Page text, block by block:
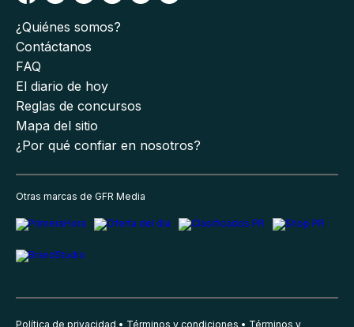
¿Quiénes somos?
Contáctanos
FAQ
El diario de hoy
Reglas de concursos
Mapa del sitio
¿Por qué confiar en nosotros?
Otras marcas de GFR Media
Política de privacidad Términos y condiciones Términos y